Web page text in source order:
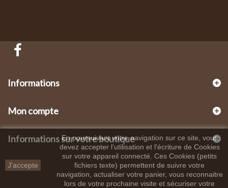
Informations
Mon compte
Informations sur votre boutique
J'accepte
En poursuivant votre navigation sur ce site, vous
devez accepter l’utilisation et l'écriture de Cookies
sur votre appareil connecté. Ces Cookies (petits
fichiers texte) permettent de suivre votre
navigation, actualiser votre panier, vous reconnaitre
lors de votre prochaine visite et sécuriser votre